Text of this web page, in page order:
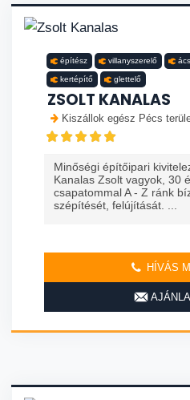
építész villanyszerelő ács
kertépítő glettelő
ZSOLT KANALAS
Kiszállok egész Pécs
Minőségi építőipari
Kanalas Zsolt vagyok, 30
csapatommal A - Z ránk
szépítését, felújítását. ...
HÍVÁS